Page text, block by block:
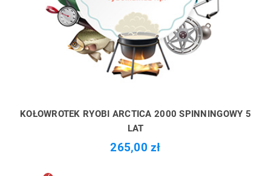
KOŁOWROTEK RYOBI ARCTICA 2000 SPINNINGOWY 5
LAT
265,00 zł